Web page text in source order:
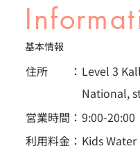
基本情報
住所 ： Level 3
National,
営業時間： 9:00-20:00
利用料金： Kids